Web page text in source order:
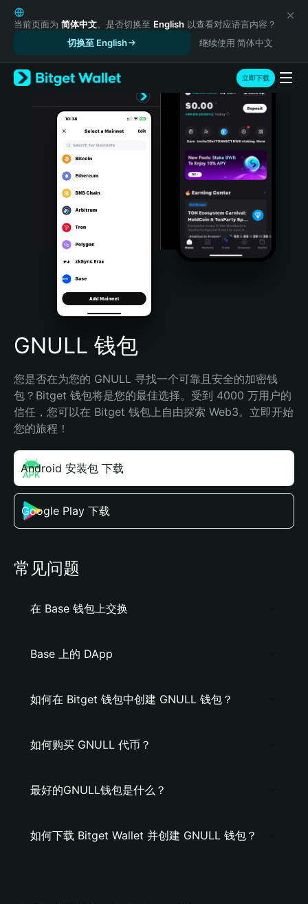
English
日本語
Русский
Español (Latinoamérica)
Türkçe
Português (Portugal)
Bahasa Indonesia
Português (Brasil)
Español (Argentina)
当前页面为 简体中文。是否切换至 English 以查看对应语言内容？
切换至 English
继续使用 简体中文
立即下载
GNULL 钱包
您是否在为您的 GNULL 寻找一个可靠且安全的加密钱
包？Bitget 钱包将是您的最佳选择。受到 4000 万用户的
信任，您可以在 Bitget 钱包上自由探索 Web3。立即开始
您的旅程！
Android 安装包 下载
Google Play 下载
常见问题
在 Base 钱包上交换
Base 上的 DApp
如何在 Bitget 钱包中创建 GNULL 钱包？
如何购买 GNULL 代币？
最好的GNULL钱包是什么？
如何下载 Bitget Wallet 并创建 GNULL 钱包？